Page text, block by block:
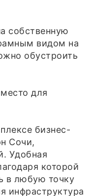
собственную
видом на
обустроить
для
бизнес-
Сочи,
Удобная
которой
в любую точку
инфраструктура